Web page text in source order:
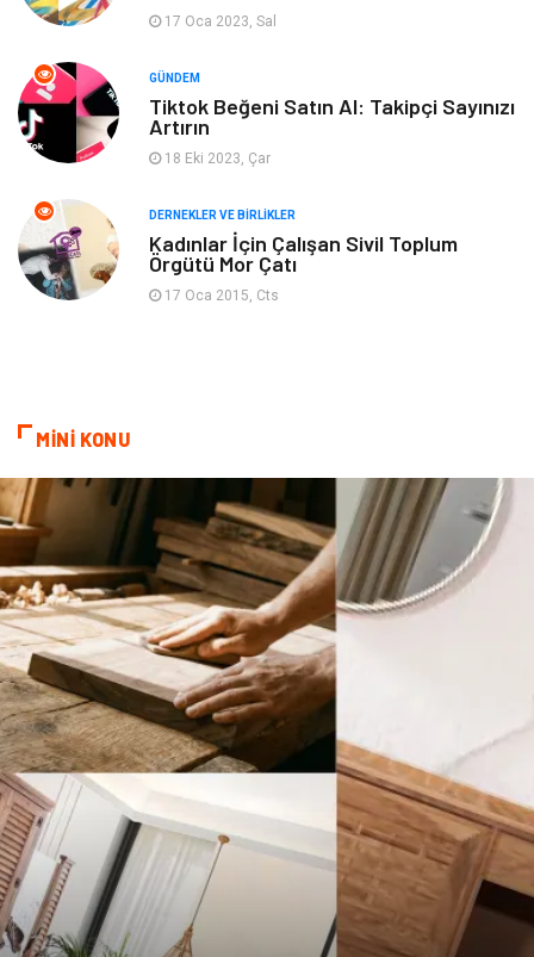
Spor
Turizm
Hediyelik Eşya
Aksesuar Basın Yayın
Bebek Giyim Nakliyat
Ambalaj
Bitkisel Ürünler Pazarlama
Markalar Tarım & Hayvancılık
Bilişim Dernekler ve Birlikler
İthalat İhracat
17 Oca 2023, Sal
GÜNDEM
Tiktok Beğeni Satın Al: Takipçi Sayınızı
Artırın
18 Eki 2023, Çar
DERNEKLER VE BIRLIKLER
Kadınlar İçin Çalışan Sivil Toplum
Örgütü Mor Çatı
17 Oca 2015, Cts
MİNİ KONU